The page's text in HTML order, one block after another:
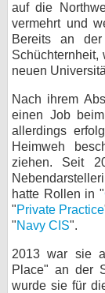
auf die
vermehrt und
Bereits an
neuen
Nach ihrem
einen Job
allerdings
Heimweh
ziehen. Seit
hatte Rollen in "
"Private Practice
"Navy CIS".
2013 war sie
Place" an der
wurde sie für